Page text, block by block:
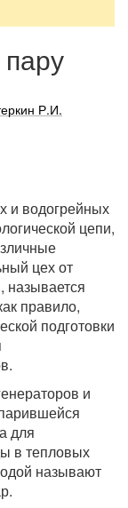
Р.И.
и водогрейных
цепи,
цех от
называется
правило,
подготовки
и
для
в тепловых
называют